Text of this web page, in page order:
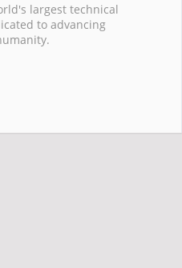
largest technical
to advancing